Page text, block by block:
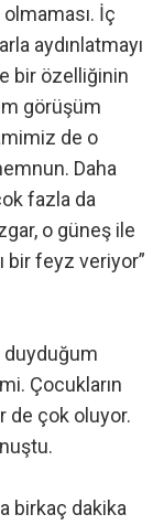
İç
aydınlatmayı
bir özelliğinin
görüşüm
de o
Daha
fazla da
o güneş ile
bir feyz veriyor”
duyduğum
Çocukların
de çok oluyor.
birkaç dakika